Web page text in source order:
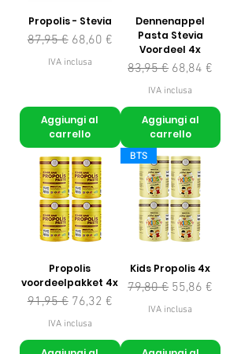
Propolis - Stevia
Prezzo regolare
87,95 € Prezzo scontato
68,60 €
IVA inclusa
Aggiungi al
carrello
Dennenappel
Pasta Stevia
Voordeel 4x
Prezzo regolare
83,95 € Prezzo scontato
68,84 €
IVA inclusa
Aggiungi al
carrello
Propolis
voordeelpakket 4x
Prezzo regolare
91,95 € Prezzo scontato
76,32 €
IVA inclusa
BTS
Kids Propolis 4x
Prezzo regolare
79,80 € Prezzo scontato
55,86 €
IVA inclusa